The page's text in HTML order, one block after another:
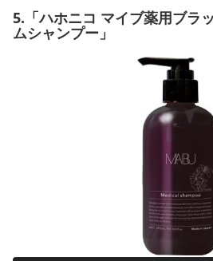
5.「ハホニコ マイブ薬用ブラ
ムシャンプー」